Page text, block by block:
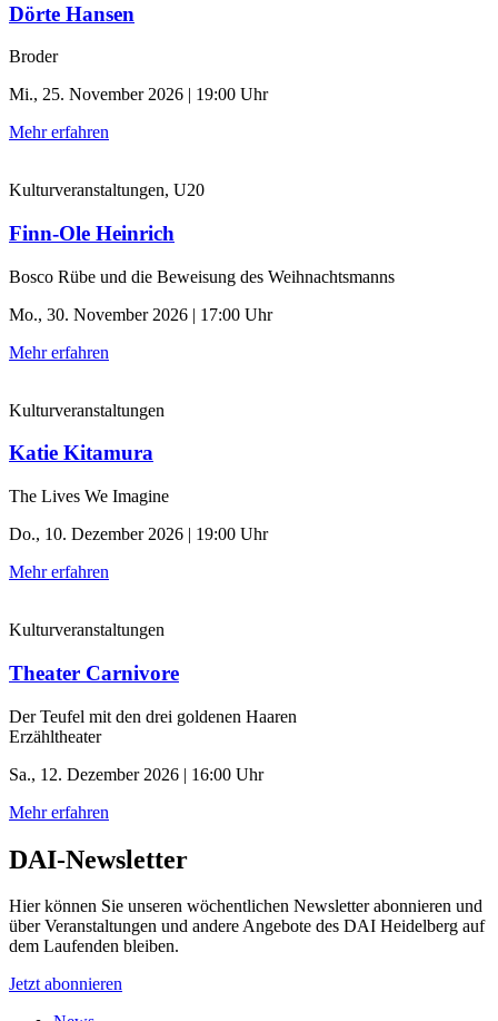
Dörte Hansen
Broder
Mi., 25. November 2026 | 19:00 Uhr
Mehr erfahren
Kulturveranstaltungen, U20
Finn-Ole Heinrich
Bosco Rübe und die Beweisung des Weihnachtsmanns
Mo., 30. November 2026 | 17:00 Uhr
Mehr erfahren
Kulturveranstaltungen
Katie Kitamura
The Lives We Imagine
Do., 10. Dezember 2026 | 19:00 Uhr
Mehr erfahren
Kulturveranstaltungen
Theater Carnivore
Der Teufel mit den drei goldenen Haaren
Erzähltheater
Sa., 12. Dezember 2026 | 16:00 Uhr
Mehr erfahren
DAI-Newsletter
Hier können Sie unseren wöchentlichen Newsletter abonnieren und
über Veranstaltungen und andere Angebote des DAI Heidelberg auf
dem Laufenden bleiben.
Jetzt abonnieren